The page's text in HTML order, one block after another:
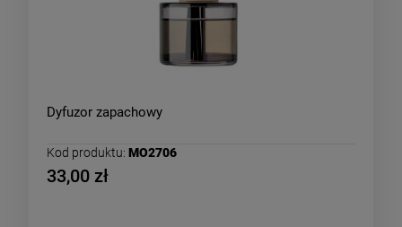
Dyfuzor zapachowy
Kod produktu: MO2706
33,00 zł